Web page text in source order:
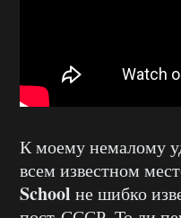
К моему немалому
всем известном
School не шибко